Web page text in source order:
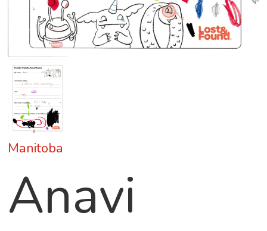
Manitoba
Anavi